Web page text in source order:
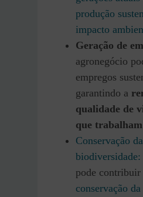
produção
impacto
Geração de
agronegócio
empregos
garantindo a
qualidade de
que
Conservação da
biodiversidade:
pode contribuir
conservação